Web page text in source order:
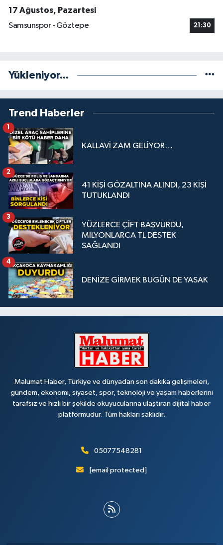
17 Ağustos, Pazartesi
Samsunspor - Göztepe
21:30
Yükleniyor...
Trend Haberler
KALLAVİ ZAM GELİYOR…
1
41 KİŞİ GÖZALTINA ALINDI, 23 KİŞİ
TUTUKLANDI
2
YÜZLERCE ÇİFT BAŞVURDU,
MİLYONLARCA TL DESTEK
SAĞLANDI
3
DENİZE GİRMEK BUGÜN DE YASAK
4
Malumat Haber, Türkiye ve dünyadan son dakika gelişmeleri,
gündem, ekonomi, siyaset, spor, teknoloji ve yaşam haberlerini
tarafsız ve hızlı bir şekilde okuyucularına ulaştıran dijital haber
platformudur. Tüm hakları saklıdır.
05077548281
[email protected]